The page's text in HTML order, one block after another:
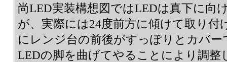
尚LED実装構想図ではLEDは真下に向
が、実際には24度前方に傾けて取り付
にレンジ台の前後がすっぽりとカバ
LEDの脚を曲げてやることにより調整